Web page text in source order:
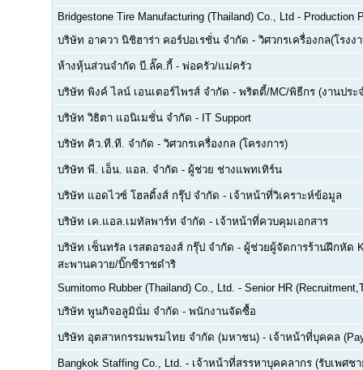
Bridgestone Tire Manufacturing (Thailand) Co., Ltd - Production
บริษัท อาควา นิชิฮาร่า คอร์ปอเรชั่น จำกัด - วิศวกรเครื่องกล(โรงง
ห้างหุ้นส่วนจำกัด บี.ลั๊ค.กี้ - พ่อครัว/แม่ครัว
บริษัท พิงค์ ไลน์ เอนเตอร์ไพรส์ จำกัด - พริตตี้/MC/พิธีกร (งานประ
บริษัท วิธิตา แอนิเมชั่น จำกัด - IT Support
บริษัท คิว.ที.ที. จำกัด - วิศวกรเครื่องกล (โครงการ)
บริษัท พี. เอ็น. แอล. จำกัด - ผู้ช่วย ช่างแพทเทิร์น
บริษัท แอดไวซ์ โฮลดิ้งส์ กรุ๊ป จำกัด - เจ้าหน้าที่วิเคราะห์ข้อมูล
บริษัท เค.แอล.เมทัลพาร์ท จำกัด - เจ้าหน้าที่ควบคุมเอกสาร
บริษัท เซ็นทรัล เรสตอรองส์ กรุ๊ป จำกัด - ผู้ช่วยผู้จัดการร้านฝึกหัด
สะพานควาย/บิ๊กซีราชดำริ
Sumitomo Rubber (Thailand) Co., Ltd. - Senior HR
บริษัท พูนกิจอลูมินั่ม จำกัด - พนักงานจัดซื้อ
บริษัท อุตสาหกรรมพรมไทย จำกัด (มหาชน) - เจ้าหน้าที่บุคคล
Bangkok Staffing Co., Ltd. - เจ้าหน้าที่สรรหาบุคคลากร (รับเพศช